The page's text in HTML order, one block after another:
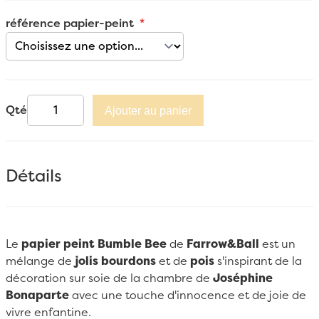
référence papier-peint
Qté Ajouter au panier
Détails
Le papier peint Bumble Bee de Farrow&Ball est un
mélange de jolis bourdons et de pois s'inspirant de la
décoration sur soie de la chambre de Joséphine
Bonaparte avec une touche d'innocence et de joie de
vivre enfantine.